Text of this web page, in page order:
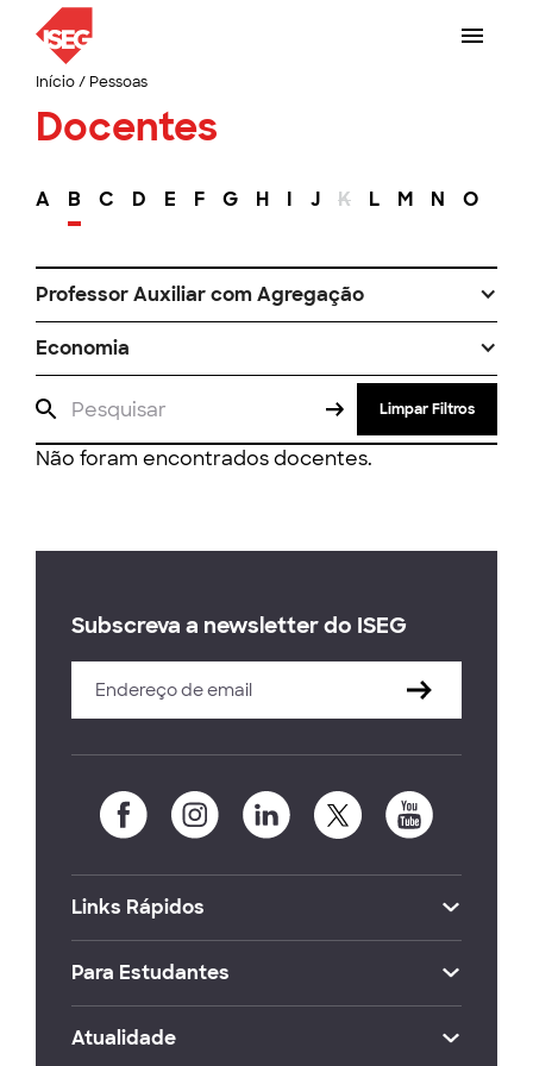
Início/ Pessoas
Docentes
A B C D E F G H I J K L M N O
Professor Auxiliar com Agregação
Economia
Limpar Filtros
Não foram encontrados docentes.
Subscreva a newsletter do ISEG
Links Rápidos
Para Estudantes
Atualidade